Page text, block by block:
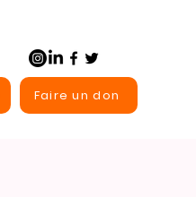
Faire un don